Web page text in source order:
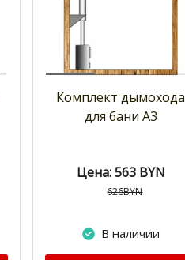
Комплект дымохода
для бани А3
Цена: 563 BYN
626BYN
В наличии